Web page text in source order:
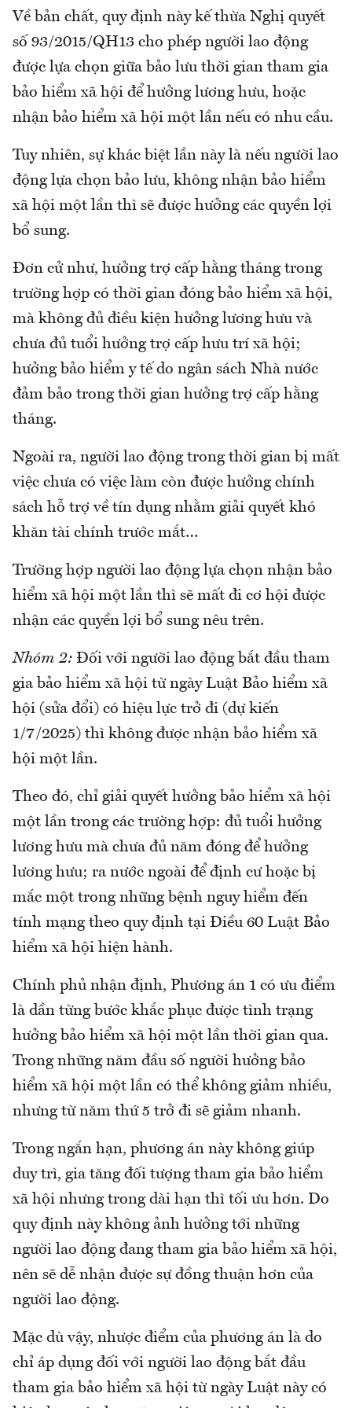
Về bản chất, quy định này kế thừa Nghị quyết
số 93/2015/QH13 cho phép người lao động
được lựa chọn giữa bảo lưu thời gian tham gia
bảo hiểm xã hội để hưởng lương hưu, hoặc
nhận bảo hiểm xã hội một lần nếu có nhu cầu.
Tuy nhiên, sự khác biệt lần này là nếu người lao
động lựa chọn bảo lưu, không nhận bảo hiểm
xã hội một lần thì sẽ được hưởng các quyền lợi
bổ sung.
Đơn cử như, hưởng trợ cấp hằng tháng trong
trường hợp có thời gian đóng bảo hiểm xã hội,
mà không đủ điều kiện hưởng lương hưu và
chưa đủ tuổi hưởng trợ cấp hưu trí xã hội;
hưởng bảo hiểm y tế do ngân sách Nhà nước
đảm bảo trong thời gian hưởng trợ cấp hằng
tháng.
Ngoài ra, người lao động trong thời gian bị mất
việc chưa có việc làm còn được hưởng chính
sách hỗ trợ về tín dụng nhằm giải quyết khó
khăn tài chính trước mắt…
Trường hợp người lao động lựa chọn nhận bảo
hiểm xã hội một lần thì sẽ mất đi cơ hội được
nhận các quyền lợi bổ sung nêu trên.
Nhóm 2: Đối với người lao động bắt đầu tham
gia bảo hiểm xã hội từ ngày Luật Bảo hiểm xã
hội (sửa đổi) có hiệu lực trở đi (dự kiến
1/7/2025) thì không được nhận bảo hiểm xã
hội một lần.
Theo đó, chỉ giải quyết hưởng bảo hiểm xã hội
một lần trong các trường hợp: đủ tuổi hưởng
lương hưu mà chưa đủ năm đóng để hưởng
lương hưu; ra nước ngoài để định cư hoặc bị
mắc một trong những bệnh nguy hiểm đến
tính mạng theo quy định tại Điều 60 Luật Bảo
hiểm xã hội hiện hành.
Chính phủ nhận định, Phương án 1 có ưu điểm
là dần từng bước khắc phục được tình trạng
hưởng bảo hiểm xã hội một lần thời gian qua.
Trong những năm đầu số người hưởng bảo
hiểm xã hội một lần có thể không giảm nhiều,
nhưng từ năm thứ 5 trở đi sẽ giảm nhanh.
Trong ngắn hạn, phương án này không giúp
duy trì, gia tăng đối tượng tham gia bảo hiểm
xã hội nhưng trong dài hạn thì tối ưu hơn. Do
quy định này không ảnh hưởng tới những
người lao động đang tham gia bảo hiểm xã hội,
nên sẽ dễ nhận được sự đồng thuận hơn của
người lao động.
Mặc dù vậy, nhược điểm của phương án là do
chỉ áp dụng đối với người lao động bắt đầu
tham gia bảo hiểm xã hội từ ngày Luật này có